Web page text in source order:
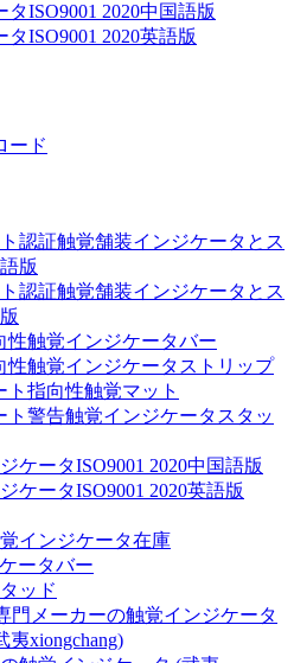
ISO9001 2020中国語版
ISO9001 2020英語版
ード
認証触覚舗装インジケータとス
版
認証触覚舗装インジケータとス
性触覚インジケータバー
性触覚インジケータストリップ
ト指向性触覚マット
ト警告触覚インジケータスタッ
ケータISO9001 2020中国語版
ケータISO9001 2020英語版
インジケータ在庫
ータバー
ッド
門メーカーの触覚インジケータ
夷xiongchang)